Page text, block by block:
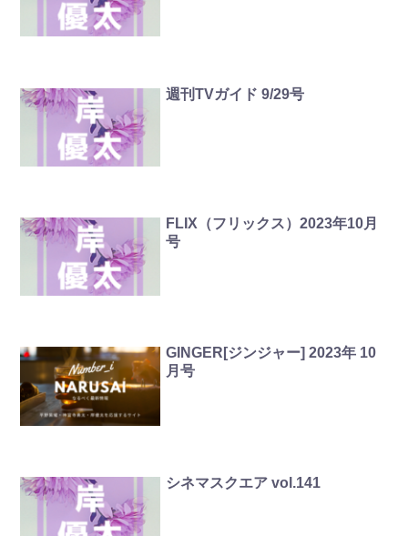
週刊TVガイド 9/29号
FLIX（フリックス）2023年10月
号
GINGER[ジンジャー] 2023年 10
月号
シネマスクエア vol.141